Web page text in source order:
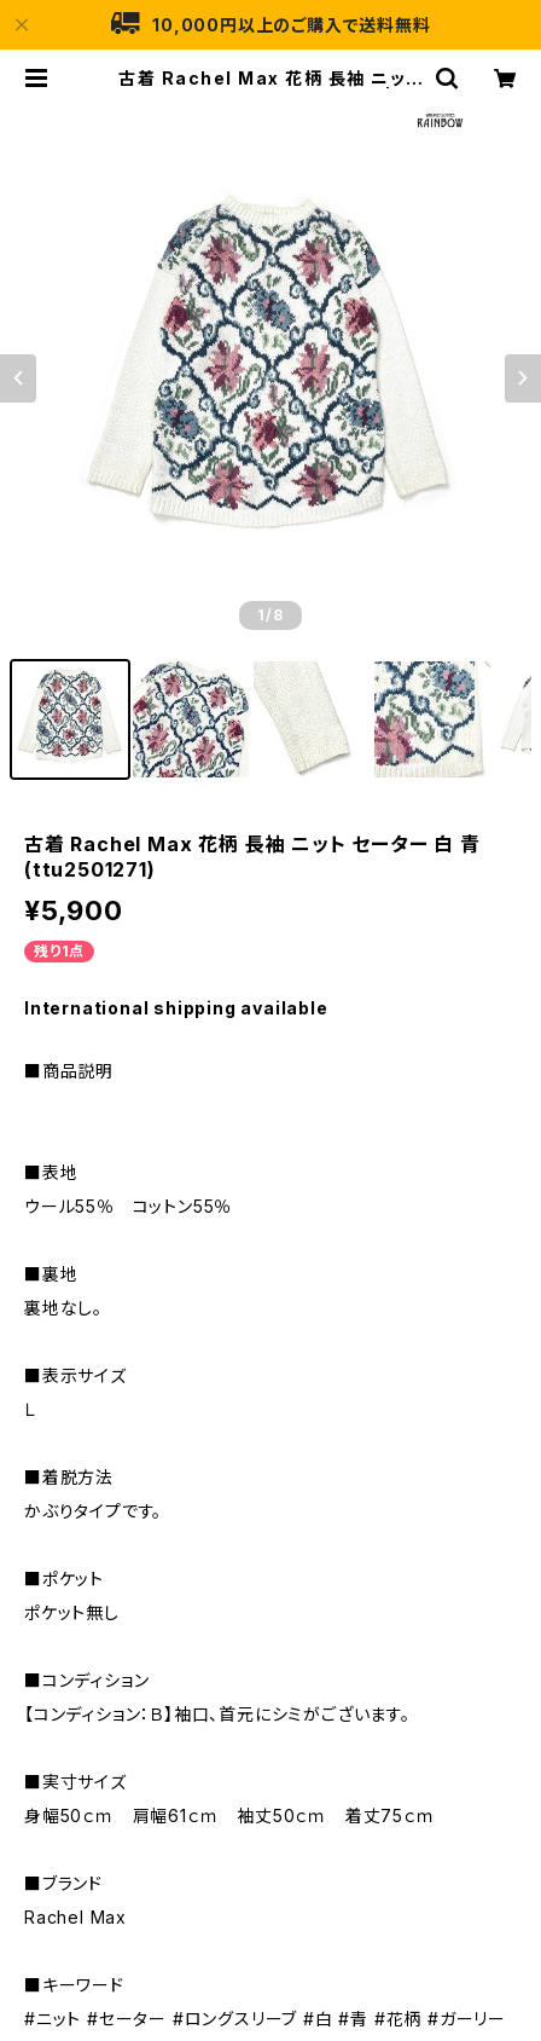
10,000円以上のご購入で送料無料
古着 Rachel Max 花柄 長袖 ニット
1 /8
古着 Rachel Max 花柄 長袖 ニット セーター 白 青
(ttu2501271)
¥5,900
残り1点
International shipping available
■商品説明
■表地
ウール55％ コットン55％
■裏地
裏地なし。
■表示サイズ
Ｌ
■着脱方法
かぶりタイプです。
■ポケット
ポケット無し
■コンディション
【コンディション：Ｂ】袖口、首元にシミがございます。
■実寸サイズ
身幅50ｃｍ 肩幅61ｃｍ 袖丈50ｃｍ 着丈75ｃｍ
■ブランド
Rachel Max
■キーワード
#ニット #セーター #ロングスリーブ #白 #青 #花柄 #ガーリー